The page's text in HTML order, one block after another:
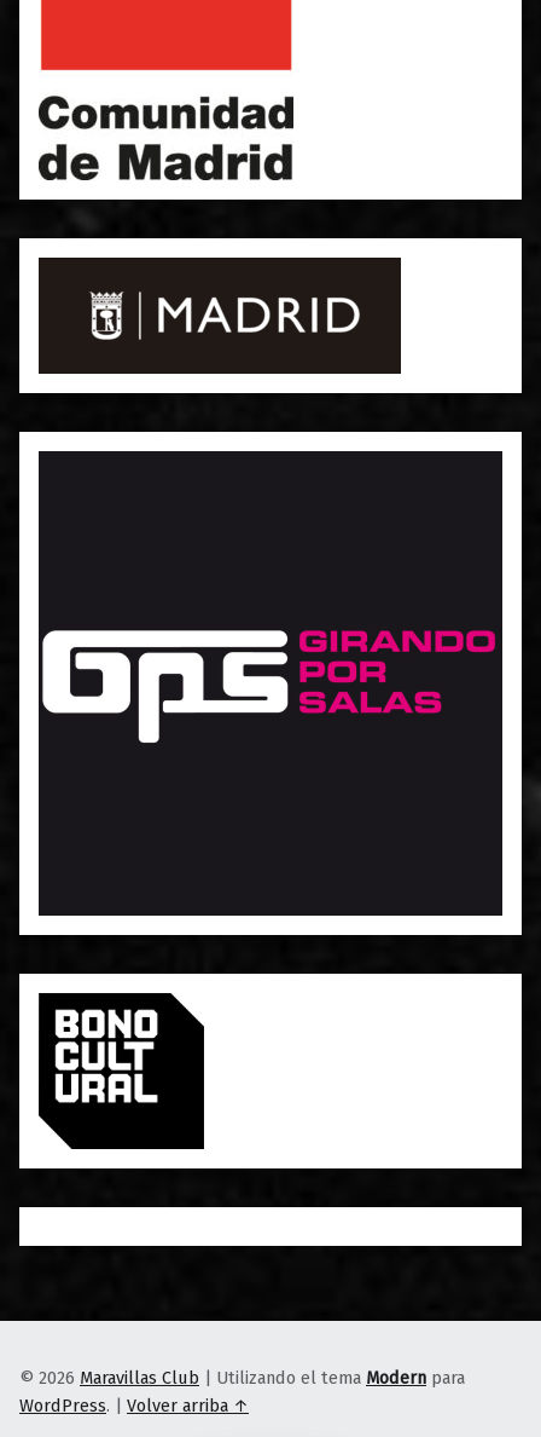
© 2026 Maravillas Club Utilizando el tema Modern para
WordPress. Volver arriba ↑